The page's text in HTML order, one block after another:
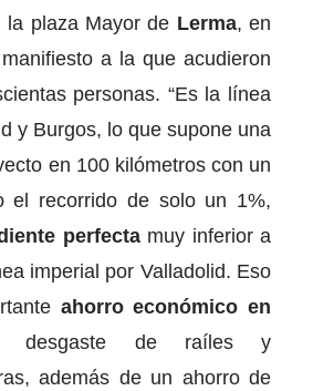
la plaza Mayor de Lerma, en
a la que acudieron
personas. “Es la línea
y Burgos, lo que supone una
en 100 kilómetros con un
el recorrido de solo un 1%,
perfectamuy inferior a
imperial por Valladolid. Eso
ahorro económico en
desgaste de raíles y
además de un ahorro de